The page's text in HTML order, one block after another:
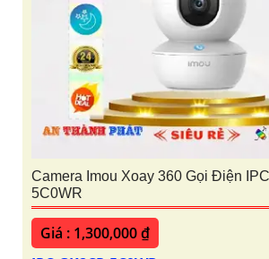
Camera Imou Xoay 360 Gọi Điện
5C0WR
Giá : 1,300,000 ₫